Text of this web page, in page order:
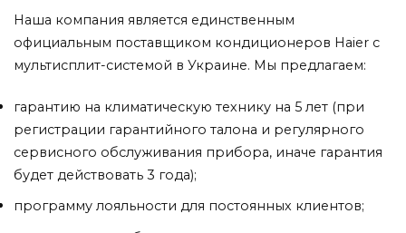
Наша компания является единственным
официальным поставщиком кондиционеров Haier с
мультисплит-системой в Украине. Мы предлагаем:
гарантию на климатическую технику на 5 лет (при
регистрации гарантийного талона и регулярного
сервисного обслуживания прибора, иначе гарантия
будет действовать 3 года);
программу лояльности для постоянных клиентов;